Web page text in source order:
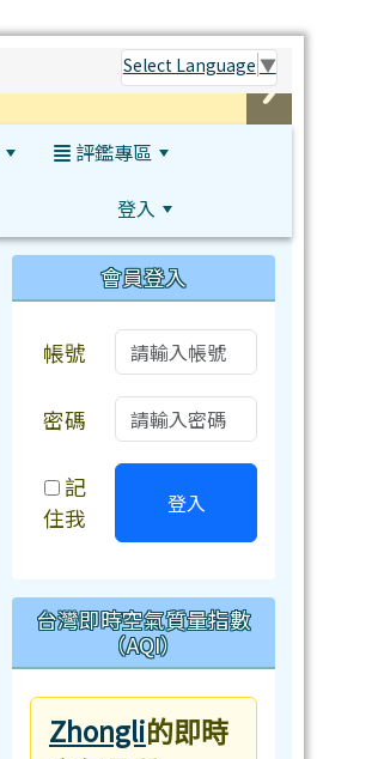
Select Language ▼
評鑑專區
登入
會員登入
帳號
密碼
記
住我
登入
台灣即時空氣質量指數
（AQI）
Zhongli的即時